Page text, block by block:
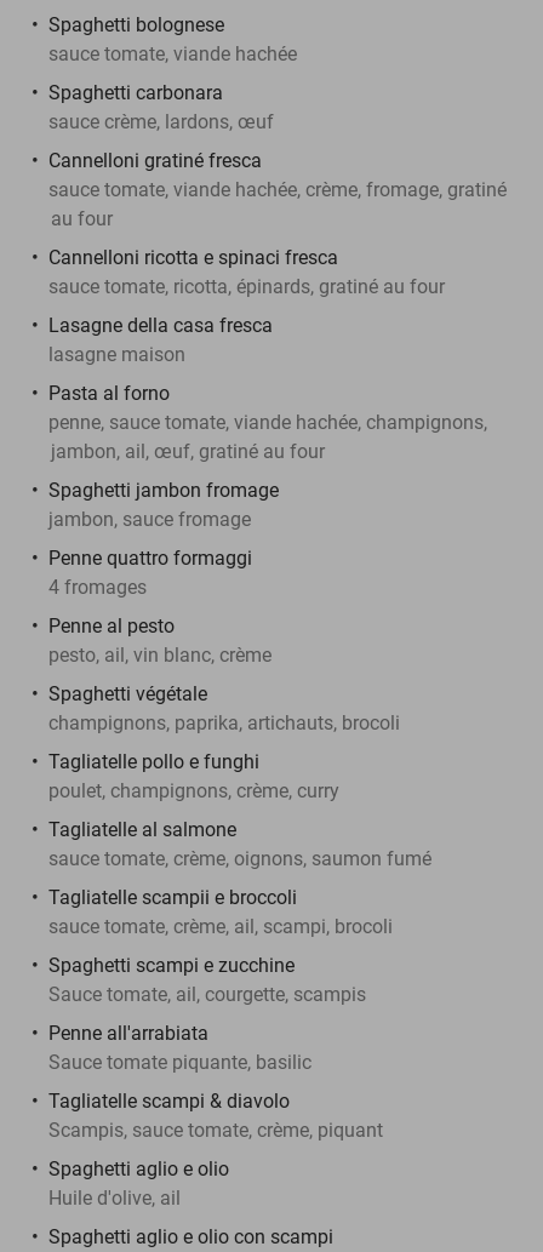
Spaghetti bolognese
sauce tomate, viande hachée
Spaghetti carbonara
sauce crème, lardons, œuf
Cannelloni gratiné fresca
sauce tomate, viande hachée, crème, fromage, gratiné
au four
Cannelloni ricotta e spinaci fresca
sauce tomate, ricotta, épinards, gratiné au four
Lasagne della casa fresca
lasagne maison
Pasta al forno
penne, sauce tomate, viande hachée, champignons,
jambon, ail, œuf, gratiné au four
Spaghetti jambon fromage
jambon, sauce fromage
Penne quattro formaggi
4 fromages
Penne al pesto
pesto, ail, vin blanc, crème
Spaghetti végétale
champignons, paprika, artichauts, brocoli
Tagliatelle pollo e funghi
poulet, champignons, crème, curry
Tagliatelle al salmone
sauce tomate, crème, oignons, saumon fumé
Tagliatelle scampii e broccoli
sauce tomate, crème, ail, scampi, brocoli
Spaghetti scampi e zucchine
Sauce tomate, ail, courgette, scampis
Penne all'arrabiata
Sauce tomate piquante, basilic
Tagliatelle scampi & diavolo
Scampis, sauce tomate, crème, piquant
Spaghetti aglio e olio
Huile d'olive, ail
Spaghetti aglio e olio con scampi